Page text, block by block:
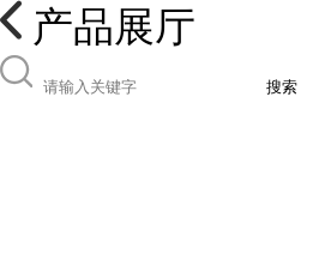
产品展厅
搜索